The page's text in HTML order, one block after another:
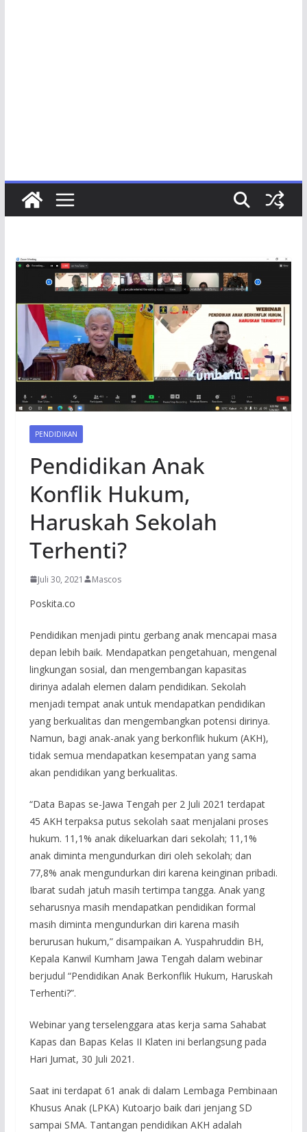
PENDIDIKAN
Pendidikan Anak
Konflik Hukum,
Haruskah Sekolah
Terhenti?
Juli 30, 2021 Mascos
Poskita.co
Pendidikan menjadi pintu gerbang anak mencapai masa
depan lebih baik. Mendapatkan pengetahuan, mengenal
lingkungan sosial, dan mengembangan kapasitas
dirinya adalah elemen dalam pendidikan. Sekolah
menjadi tempat anak untuk mendapatkan pendidikan
yang berkualitas dan mengembangkan potensi dirinya.
Namun, bagi anak-anak yang berkonflik hukum (AKH),
tidak semua mendapatkan kesempatan yang sama
akan pendidikan yang berkualitas.
“Data Bapas se-Jawa Tengah per 2 Juli 2021 terdapat
45 AKH terpaksa putus sekolah saat menjalani proses
hukum. 11,1% anak dikeluarkan dari sekolah; 11,1%
anak diminta mengundurkan diri oleh sekolah; dan
77,8% anak mengundurkan diri karena keinginan pribadi.
Ibarat sudah jatuh masih tertimpa tangga. Anak yang
seharusnya masih mendapatkan pendidikan formal
masih diminta mengundurkan diri karena masih
berurusan hukum,” disampaikan A. Yuspahruddin BH,
Kepala Kanwil Kumham Jawa Tengah dalam webinar
berjudul “Pendidikan Anak Berkonflik Hukum, Haruskah
Terhenti?”.
Webinar yang terselenggara atas kerja sama Sahabat
Kapas dan Bapas Kelas II Klaten ini berlangsung pada
Hari Jumat, 30 Juli 2021.
Saat ini terdapat 61 anak di dalam Lembaga Pembinaan
Khusus Anak (LPKA) Kutoarjo baik dari jenjang SD
sampai SMA. Tantangan pendidikan AKH adalah